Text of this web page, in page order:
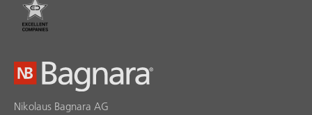
Nikolaus Bagnara AG